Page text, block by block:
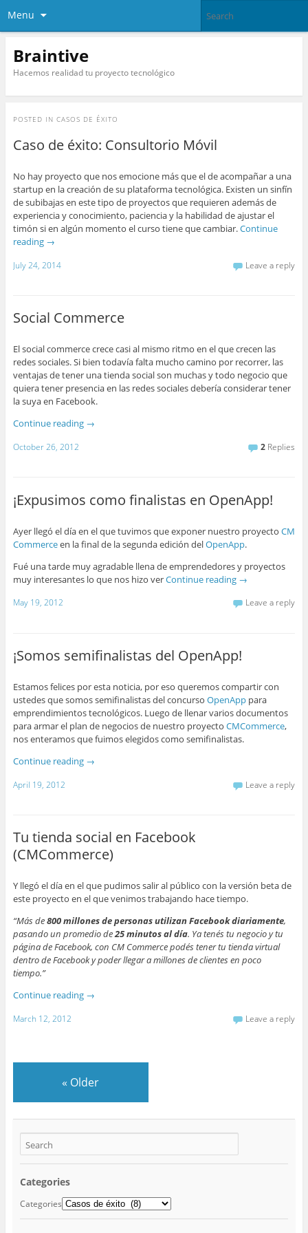
Menu
Braintive
Hacemos realidad tu proyecto tecnológico
POSTED IN CASOS DE ÉXITO
Caso de éxito: Consultorio Móvil
No hay proyecto que nos emocione más que el de acompañar a una
startup en la creación de su plataforma tecnológica. Existen un sinfín
de subibajas en este tipo de proyectos que requieren además de
experiencia y conocimiento, paciencia y la habilidad de ajustar el
timón si en algún momento el curso tiene que cambiar.Continue
reading →
July 24, 2014 Leave a reply
Social Commerce
El social commerce crece casi al mismo ritmo en el que crecen las
redes sociales. Si bien todavía falta mucho camino por recorrer, las
ventajas de tener una tienda social son muchas y todo negocio que
quiera tener presencia en las redes sociales debería considerar tener
la suya en Facebook.
Continue reading →
October 26, 2012 2 Replies
¡Expusimos como finalistas en OpenApp!
Ayer llegó el día en el que tuvimos que exponer nuestro proyecto CM
Commerceen la final de la segunda edición delOpenApp.
Fué una tarde muy agradable llena de emprendedores y proyectos
muy interesantes lo que nos hizo verContinue reading →
May 19, 2012 Leave a reply
¡Somos semifinalistas del OpenApp!
Estamos felices por esta noticia, por eso queremos compartir con
ustedes que somos semifinalistas del concurso OpenApppara
emprendimientos tecnológicos. Luego de llenar varios documentos
para armar el plan de negocios de nuestro proyecto CMCommerce,
nos enteramos que fuimos elegidos como semifinalistas.
Continue reading →
April 19, 2012 Leave a reply
Tu tienda social en Facebook
(CMCommerce)
Y llegó el día en el que pudimos salir al público con la versión beta de
este proyecto en el que venimos trabajando hace tiempo.
“Más de800 millones de personas utilizan Facebook diariamente,
pasando un promedio de25 minutos al día. Ya tenés tu negocio y tu
página de Facebook, con CM Commerce podés tener tu tienda virtual
dentro de Facebook y poder llegar a millones de clientes en poco
tiempo.”
Continue reading →
March 12, 2012 Leave a reply
« Older
Categories
Categories